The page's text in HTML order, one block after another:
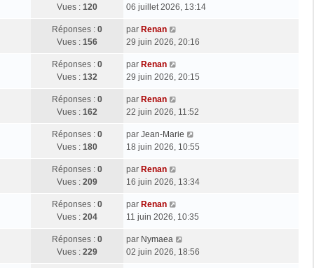
Vues : 120
06 juillet 2026, 13:14
Réponses : 0
Vues : 156
par Renan
29 juin 2026, 20:16
Réponses : 0
Vues : 132
par Renan
29 juin 2026, 20:15
Réponses : 0
Vues : 162
par Renan
22 juin 2026, 11:52
Réponses : 0
Vues : 180
par Jean-Marie
18 juin 2026, 10:55
Réponses : 0
Vues : 209
par Renan
16 juin 2026, 13:34
Réponses : 0
Vues : 204
par Renan
11 juin 2026, 10:35
Réponses : 0
Vues : 229
par Nymaea
02 juin 2026, 18:56